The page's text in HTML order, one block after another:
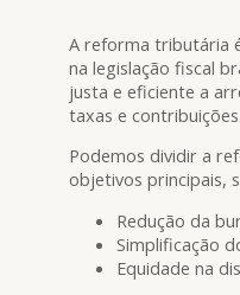
A reforma tributária
na legislação fiscal
justa e eficiente a
taxas e contribuições.
Podemos dividir a
objetivos principais,
Redução da
Simplificação
Equidade na